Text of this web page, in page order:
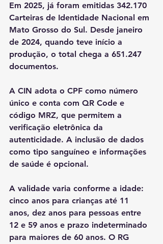
Em 2025, já foram emitidas 342.170
Carteiras de Identidade Nacional em
Mato Grosso do Sul. Desde janeiro
de 2024, quando teve início a
produção, o total chega a 651.247
documentos.
A CIN adota o CPF como número
único e conta com QR Code e
código MRZ, que permitem a
verificação eletrônica da
autenticidade. A inclusão de dados
como tipo sanguíneo e informações
de saúde é opcional.
A validade varia conforme a idade:
cinco anos para crianças até 11
anos, dez anos para pessoas entre
12 e 59 anos e prazo indeterminado
para maiores de 60 anos. O RG